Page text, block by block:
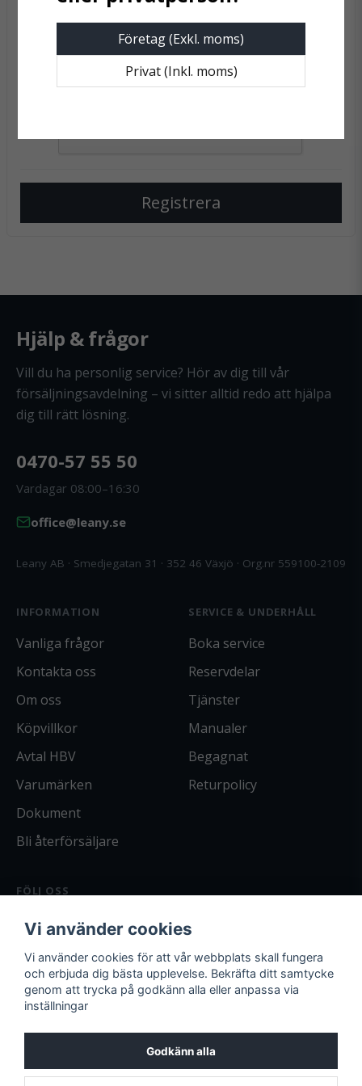
frontend.form.password_confirmation
Bekräfta lösenord
Registrera
Företag (Exkl. moms)
Privat (Inkl. moms)
Hjälp & frågor
Vill du ha personlig service? Hör av dig till vår
försäljningsavdelning – vi sitter alltid redo att hjälpa
dig till rätt lösning.
0470-57 55 50
Vardagar 08:00–16:30
office@leany.se
Leany AB · Smedjegatan 31 · 352 46 Växjö · Org.nr 559100-2109
INFORMATION
Vanliga frågor
Kontakta oss
Om oss
Köpvillkor
Avtal HBV
Varumärken
Dokument
Bli återförsäljare
SERVICE & UNDERHÅLL
Boka service
Reservdelar
Tjänster
Manualer
Begagnat
Returpolicy
FÖLJ OSS
Facebook
Instagram
Bli kund
Logga in
Vi använder cookies
Vi använder cookies för att vår webbplats skall fungera
och erbjuda dig bästa upplevelse. Bekräfta ditt samtycke
genom att trycka på godkänn alla eller anpassa via
inställningar
Godkänn alla